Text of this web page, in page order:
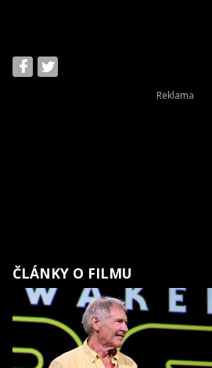
ČLÁNKY O FILMU